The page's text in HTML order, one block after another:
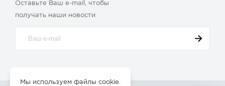
Оставьте Ваш e-mail, чтобы
получать наши новости
Мы используем файлы cookie.